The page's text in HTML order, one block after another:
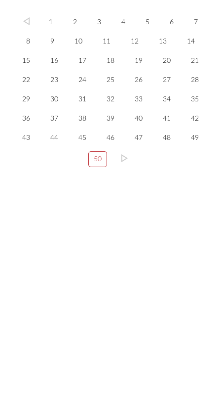
1 2 3 4 5 6 7
8 9 10 11 12 13 14
15 16 17 18 19 20 21
22 23 24 25 26 27 28
29 30 31 32 33 34 35
36 37 38 39 40 41 42
43 44 45 46 47 48 49
50